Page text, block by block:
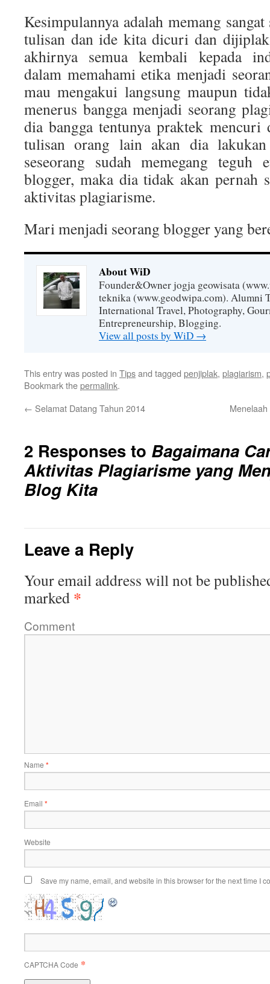
Kesimpulannya adalah memang
tulisan dan ide kita dicuri dan
akhirnya semua kembali kepada
dalam memahami etika menjadi
mau mengakui langsung maupun
menerus bangga menjadi seorang
dia bangga tentunya praktek
tulisan orang lain akan dia
seseorang sudah memegang teguh
blogger, maka dia tidak akan pernah
aktivitas plagiarisme.
Mari menjadi seorang blogger yang
About WiD
Founder&Owner jogja geowisata
teknika (www.geodwipa.com). Alumni
International Travel, Photography,
Entrepreneurship, Blogging.
View all posts by WiD →
This entry was posted in Tipsand tagged penjiplak, plagiarism,
Bookmark thepermalink.
← Selamat Datang Tahun 2014
2 Responses to Bagaimana
Aktivitas Plagiarisme yang
Blog Kita
Leave a Reply
Your email address will not be
marked *
Comment
Name *
Email *
Website
Save my name, email, and website in this browser for the next time I
CAPTCHA Code *